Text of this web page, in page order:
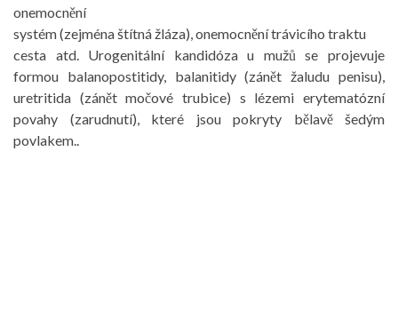
onemocnění
systém (zejména štítná žláza), onemocnění trávicího traktu
cesta atd. Urogenitální kandidóza u mužů se projevuje
formou balanopostitidy, balanitidy (zánět žaludu penisu),
uretritida (zánět močové trubice) s lézemi erytematózní
povahy (zarudnutí), které jsou pokryty bělavě šedým
povlakem..